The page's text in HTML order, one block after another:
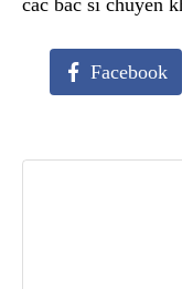
các bác sĩ chuyên
Facebook